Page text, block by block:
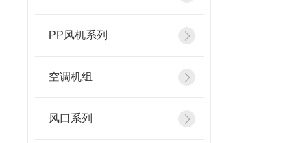
PP风机系列
空调机组
风口系列